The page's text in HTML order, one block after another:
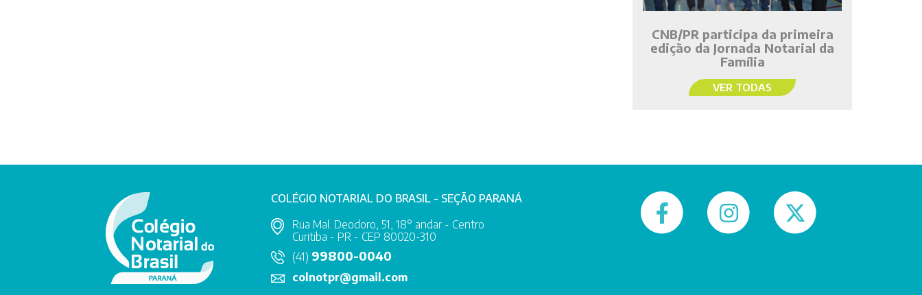
CNB/PR participa da primeira
edição da Jornada Notarial da
Família
VER TODAS
COLÉGIO NOTARIAL DO BRASIL - SEÇÃO PARANÁ
Rua Mal. Deodoro, 51, 18° andar - Centro
Curitiba - PR - CEP 80020-310
(41) 99800-0040
colnotpr@gmail.com